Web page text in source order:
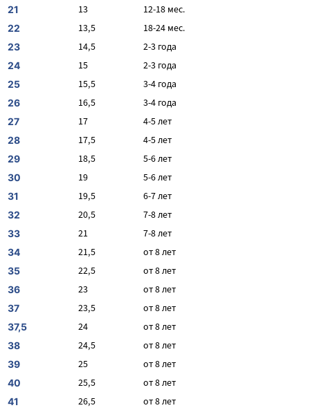
21 13 12-18 мес.
22 13,5 18-24 мес.
23 14,5 2-3 года
24 15 2-3 года
25 15,5 3-4 года
26 16,5 3-4 года
27 17 4-5 лет
28 17,5 4-5 лет
29 18,5 5-6 лет
30 19 5-6 лет
31 19,5 6-7 лет
32 20,5 7-8 лет
33 21 7-8 лет
34 21,5 от 8 лет
35 22,5 от 8 лет
36 23 от 8 лет
37 23,5 от 8 лет
37,5 24 от 8 лет
38 24,5 от 8 лет
39 25 от 8 лет
40 25,5 от 8 лет
41 26,5 от 8 лет